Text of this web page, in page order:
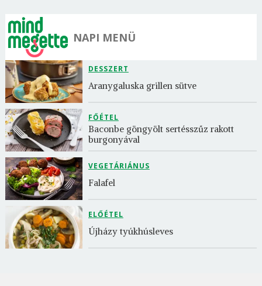
NAPI MENÜ
DESSZERT
Aranygaluska grillen sütve
FŐÉTEL
Baconbe göngyölt sertésszűz rakott
burgonyával
VEGETÁRIÁNUS
Falafel
ELŐÉTEL
Újházy tyúkhúsleves